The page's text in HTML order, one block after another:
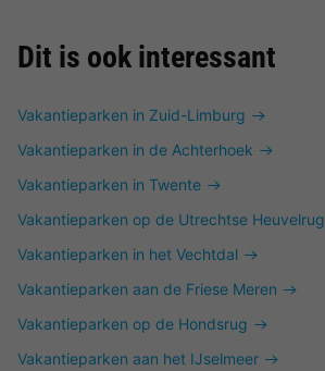
Dit is ook interessant
Vakantieparken in Zuid-Limburg
Vakantieparken in de Achterhoek
Vakantieparken in Twente
Vakantieparken op de Utrechtse Heuvelrug
Vakantieparken in het Vechtdal
Vakantieparken aan de Friese Meren
Vakantieparken op de Hondsrug
Vakantieparken aan het IJselmeer